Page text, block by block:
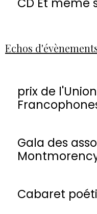
Echos
prix de
Gala des
Cabaret